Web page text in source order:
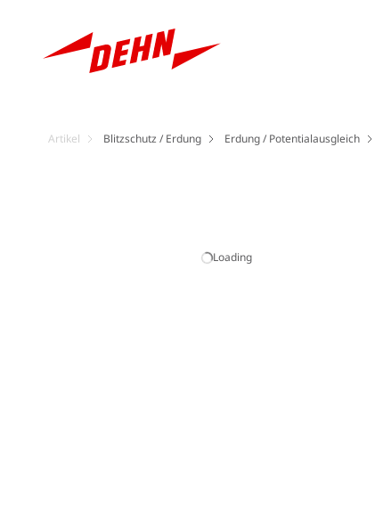
Artikel Blitzschutz / Erdung Erdung / Potentialausgleich
Loading